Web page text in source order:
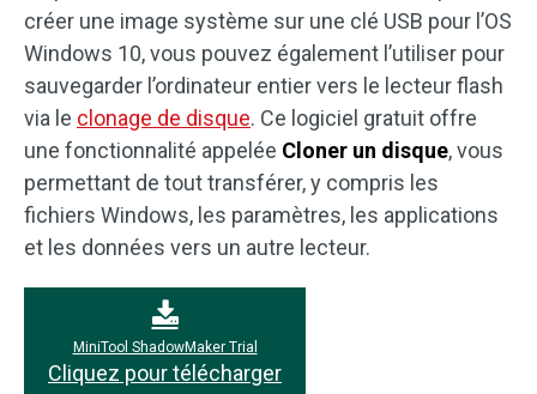
créer une image système sur une clé USB pour l’OS
Windows 10, vous pouvez également l’utiliser pour
sauvegarder l’ordinateur entier vers le lecteur flash
via le clonage de disque. Ce logiciel gratuit offre
une fonctionnalité appelée Cloner un disque, vous
permettant de tout transférer, y compris les
fichiers Windows, les paramètres, les applications
et les données vers un autre lecteur.
MiniTool ShadowMaker Trial
Cliquez pour télécharger